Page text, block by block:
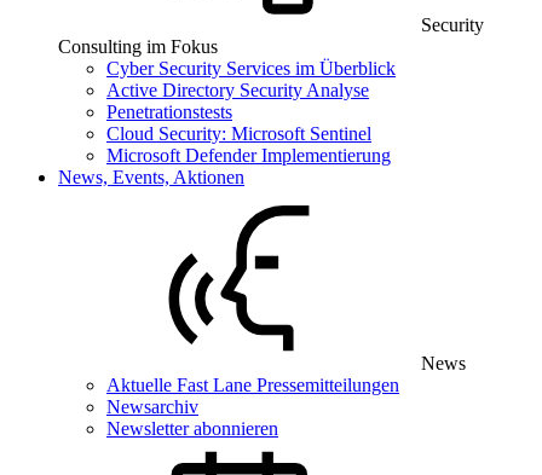
Security
Consulting im Fokus
Cyber Security Services im Überblick
Active Directory Security Analyse
Penetrationstests
Cloud Security: Microsoft Sentinel
Microsoft Defender Implementierung
News, Events, Aktionen
News
Aktuelle Fast Lane Pressemitteilungen
Newsarchiv
Newsletter abonnieren